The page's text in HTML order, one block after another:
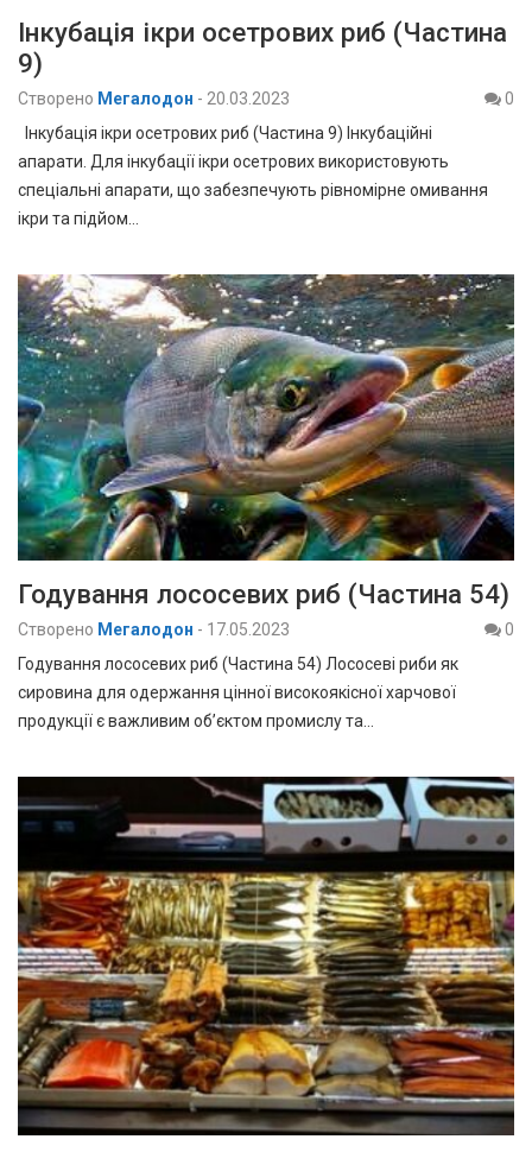
Інкубація ікри осетрових риб (Частина
9)
Створено Мегалодон - 20.03.2023
0
Інкубація ікри осетрових риб (Частина 9) Інкубаційні
апарати. Для інкубації ікри осетрових використовують
спеціальні апарати, що забезпечують рівномірне омивання
ікри та підйом…
Годування лососевих риб (Частина 54)
Створено Мегалодон - 17.05.2023
0
Годування лососевих риб (Частина 54) Лососеві риби як
сировина для одержання цінної високоякісної харчової
продукції є важливим об’єктом промислу та…